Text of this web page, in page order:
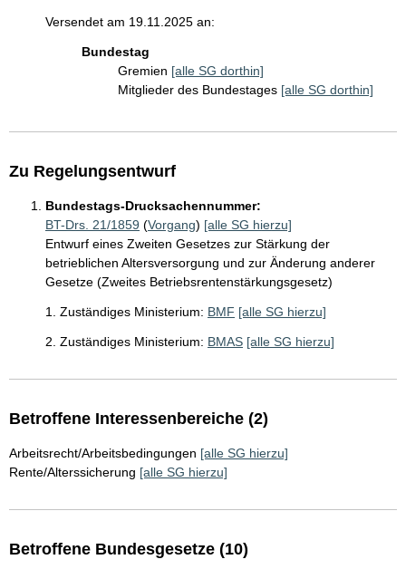
Versendet am 19.11.2025 an:
Bundestag
Gremien [alle SG dorthin]
Mitglieder des Bundestages [alle SG dorthin]
Zu Regelungsentwurf
Bundestags-Drucksachennummer:
BT-Drs. 21/1859 (Vorgang) [alle SG hierzu]
Entwurf eines Zweiten Gesetzes zur Stärkung der
betrieblichen Altersversorgung und zur Änderung anderer
Gesetze (Zweites Betriebsrentenstärkungsgesetz)
1. Zuständiges Ministerium: BMF [alle SG hierzu]
2. Zuständiges Ministerium: BMAS [alle SG hierzu]
Betroffene Interessenbereiche (2)
Arbeitsrecht/Arbeitsbedingungen [alle SG hierzu]
Rente/Alterssicherung [alle SG hierzu]
Betroffene Bundesgesetze (10)